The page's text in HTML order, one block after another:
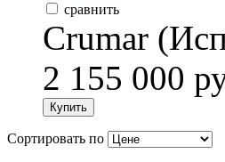
сравнить
Crumar
2 155 000
Купить
Сортировать по